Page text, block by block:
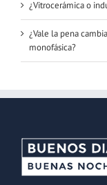
¿Vitrocerámica o
¿Vale la pena
monofásica?